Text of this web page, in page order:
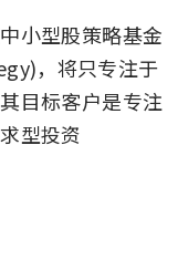
小型股策略基金
，将只专注于
目标客户是专注
型投资